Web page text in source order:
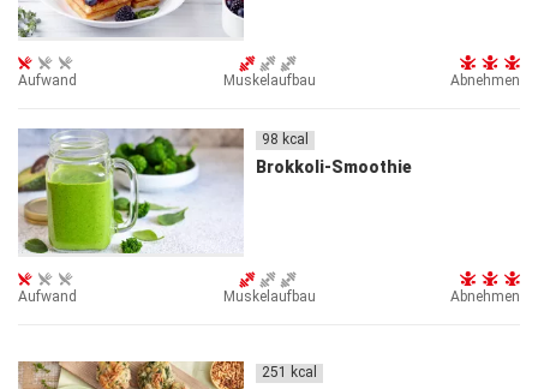
Aufwand Muskelaufbau Abnehmen
98 kcal
Brokkoli-Smoothie
Aufwand Muskelaufbau Abnehmen
251 kcal